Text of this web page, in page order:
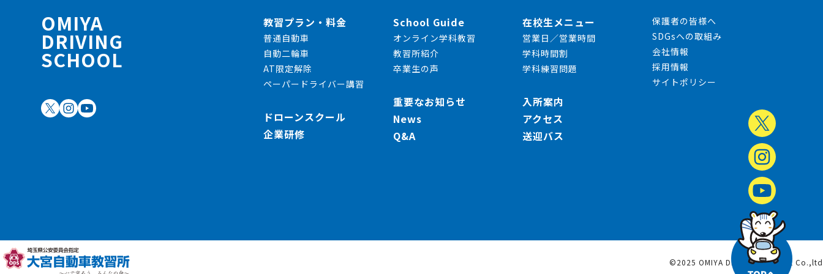
OMIYA
DRIVING
SCHOOL
教習プラン・料金
普通自動車
自動二輪車
AT限定解除
ペーパードライバー講習
ドローンスクール
企業研修
School Guide
オンライン学科教習
教習所紹介
卒業生の声
重要なお知らせ
News
Q&A
在校生メニュー
営業日／営業時間
学科時間割
学科練習問題
入所案内
アクセス
送迎バス
保護者の皆様へ
SDGsへの取組み
会社情報
採用情報
サイトポリシー
©2025 OMIYA DRIVING SCHOOL Co.,ltd